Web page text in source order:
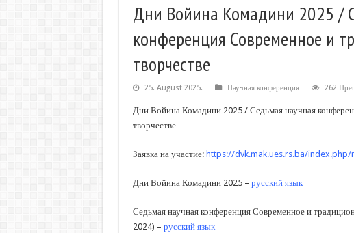
Дни Войина Комадини 2025 /
конференция Современное и
творчестве
25. August 2025. Научная конференция 262
Дни Войина Комадини 2025 / Седьмая научная
творчестве
Заявка на участие: https://dvk.mak.ues.rs.ba/
Дни Войина Комадини 2025 – русский язык
Седьмая научная конференция Современное и
2024) – русский язык